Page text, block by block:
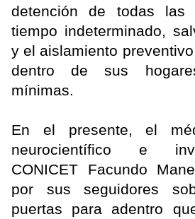
detención de todas las
tiempo indeterminado,
y el aislamiento
dentro de sus
mínimas.
En el presente, el
neurocientífico e
CONICET Facundo
por sus seguidores
puertas para adentro